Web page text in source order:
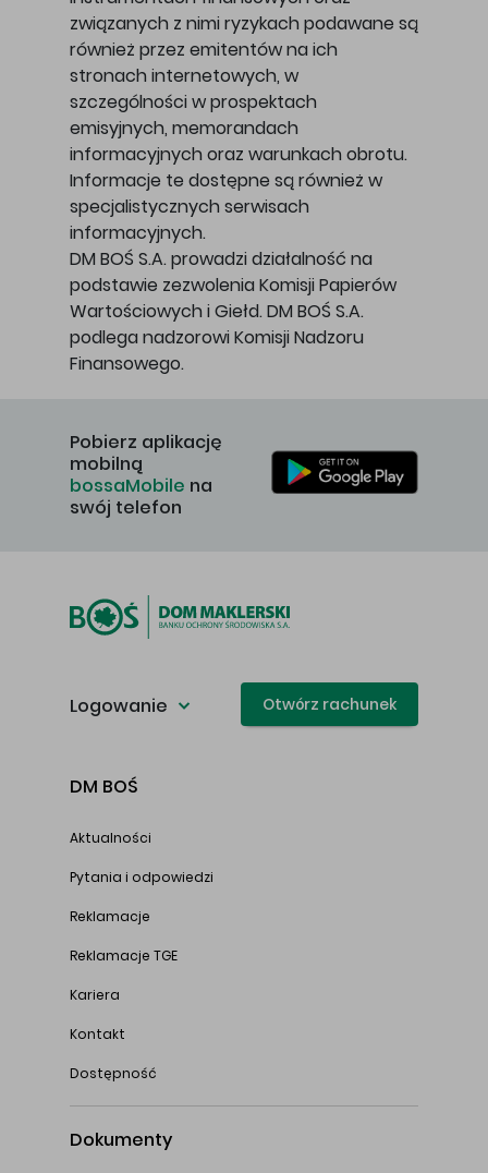
związanych z nimi ryzykach podawane są
również przez emitentów na ich
stronach internetowych, w
szczególności w prospektach
emisyjnych, memorandach
informacyjnych oraz warunkach obrotu.
Informacje te dostępne są również w
specjalistycznych serwisach
informacyjnych.
DM BOŚ S.A. prowadzi działalność na
podstawie zezwolenia Komisji Papierów
Wartościowych i Giełd. DM BOŚ S.A.
podlega nadzorowi Komisji Nadzoru
Finansowego.
Pobierz aplikację
mobilną
bossaMobile na
swój telefon
Logowanie Otwórz rachunek
DM BOŚ
Aktualności
Pytania i odpowiedzi
Reklamacje
Reklamacje TGE
Kariera
Kontakt
Dostępność
Dokumenty